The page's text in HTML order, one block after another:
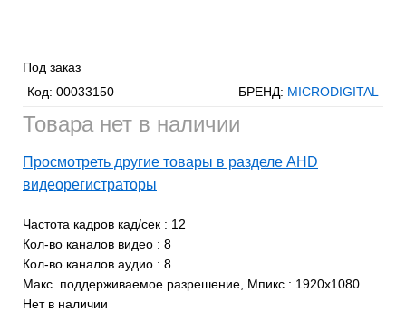
Под заказ
Код: 00033150 БРЕНД: MICRODIGITAL
Товара нет в наличии
Просмотреть другие товары в разделе AHD
видеорегистраторы
Частота кадров кад/сек : 12
Кол-во каналов видео : 8
Кол-во каналов аудио : 8
Макс. поддерживаемое разрешение, Мпикс : 1920х1080
Нет в наличии